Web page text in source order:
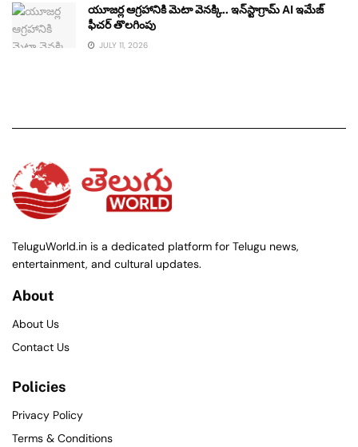
యూజర్ల ఆగ్రహానికి మెటా వెనక్కి.. ఇన్‌స్టాగ్రామ్ AI ఇమేజ్
ఫీచర్ తొలగింపు
JULY 11, 2026
TeluguWorld.in is a dedicated platform for Telugu news,
entertainment, and cultural updates.
About
About Us
Contact Us
Policies
Privacy Policy
Terms & Conditions